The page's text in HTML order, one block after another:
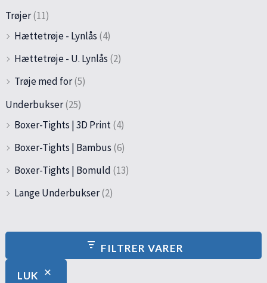
Trøjer(11)
Hættetrøje - Lynlås (4)
Hættetrøje - U. Lynlås (2)
Trøje med for(5)
Underbukser(25)
Boxer-Tights | 3D Print(4)
Boxer-Tights | Bambus (6)
Boxer-Tights | Bomuld (13)
Lange Underbukser(2)
FILTRER VARER
LUK